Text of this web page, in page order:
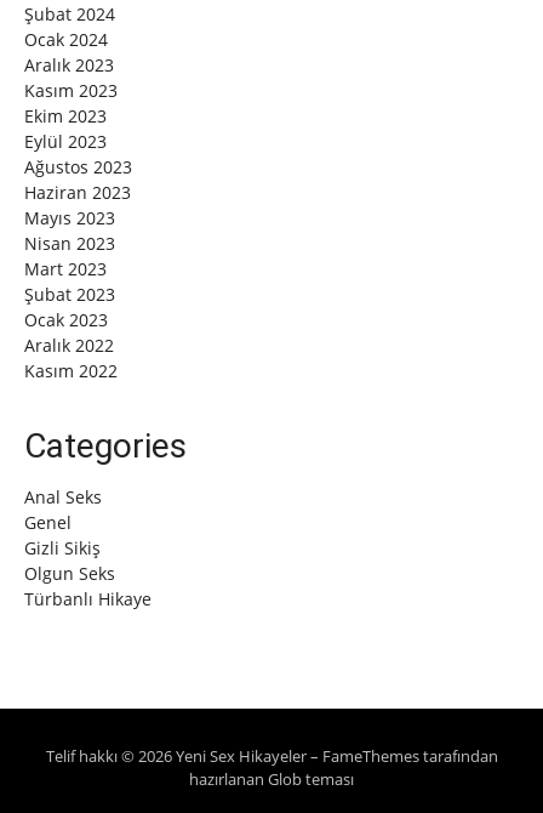
Şubat 2024
Ocak 2024
Aralık 2023
Kasım 2023
Ekim 2023
Eylül 2023
Ağustos 2023
Haziran 2023
Mayıs 2023
Nisan 2023
Mart 2023
Şubat 2023
Ocak 2023
Aralık 2022
Kasım 2022
Categories
Anal Seks
Genel
Gizli Sikiş
Olgun Seks
Türbanlı Hikaye
Telif hakkı © 2026 Yeni Sex Hikayeler– FameThemestarafından
hazırlanan Glob teması